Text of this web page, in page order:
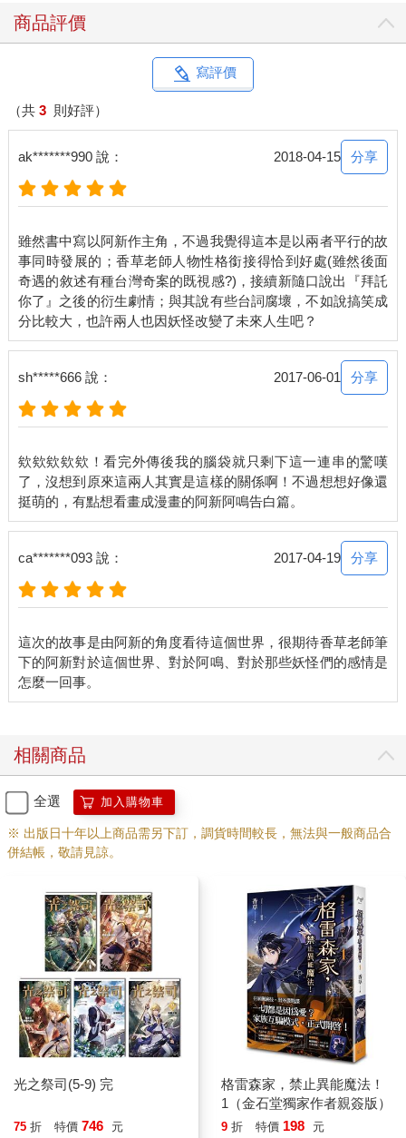
商品評價
寫評價
（共 3 則好評）
ak*******990 說： 2018-04-15 分享
雖然書中寫以阿新作主角，不過我覺得這本是以兩者平行的故
事同時發展的；香草老師人物性格銜接得恰到好處(雖然後面
奇遇的敘述有種台灣奇案的既視感?)，接續新隨口說出『拜託
你了』之後的衍生劇情；與其說有些台詞腐壞，不如說搞笑成
sh*****666 說： 2017-06-01 分享
欸欸欸欸欸！看完外傳後我的腦袋就只剩下這一連串的驚嘆
了，沒想到原來這兩人其實是這樣的關係啊！不過想想好像還
ca*******093 說： 2017-04-19 分享
這次的故事是由阿新的角度看待這個世界，很期待香草老師筆
下的阿新對於這個世界、對於阿鳴、對於那些妖怪們的感情是
相關商品
全選 加入購物車
※ 出版日十年以上商品需另下訂，調貨時間較長，無法與一般商品合
併結帳，敬請見諒。
光之祭司(5-9) 完
75 折 特價 746 元
格雷森家，禁止異能魔法！
1（金石堂獨家作者親簽版）
9 折 特價 198 元